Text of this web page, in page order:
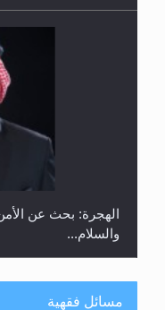
الهجرة: بحث عن
والسلام...
مسائل فقهية